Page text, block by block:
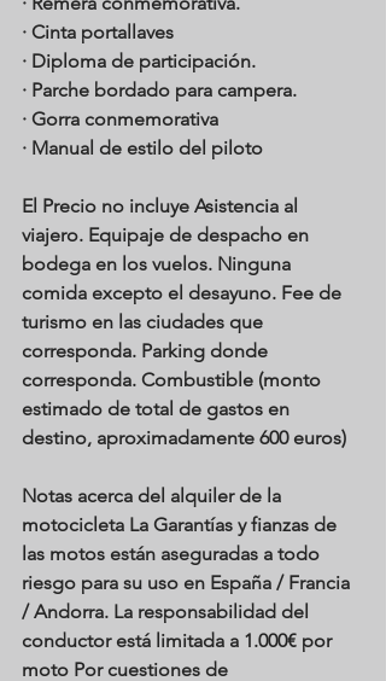
· Cinta portallaves
· Diploma de participación.
· Parche bordado para campera.
· Gorra conmemorativa
· Manual de estilo del piloto
El Precio no incluye Asistencia al
viajero. Equipaje de despacho en
bodega en los vuelos. Ninguna
comida excepto el desayuno. Fee de
turismo en las ciudades que
corresponda. Parking donde
corresponda. Combustible (monto
estimado de total de gastos en
destino, aproximadamente 600 euros)
Notas acerca del alquiler de la
motocicleta La Garantías y fianzas de
las motos están aseguradas a todo
riesgo para su uso en España / Francia
/ Andorra. La responsabilidad del
conductor está limitada a 1.000€ por
moto Por cuestiones de